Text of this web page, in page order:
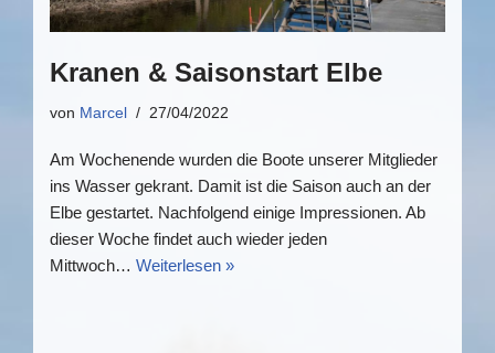
Kranen & Saisonstart Elbe
von Marcel 27/04/2022
Am Wochenende wurden die Boote unserer Mitglieder
ins Wasser gekrant. Damit ist die Saison auch an der
Elbe gestartet. Nachfolgend einige Impressionen. Ab
dieser Woche findet auch wieder jeden
Mittwoch… Weiterlesen »